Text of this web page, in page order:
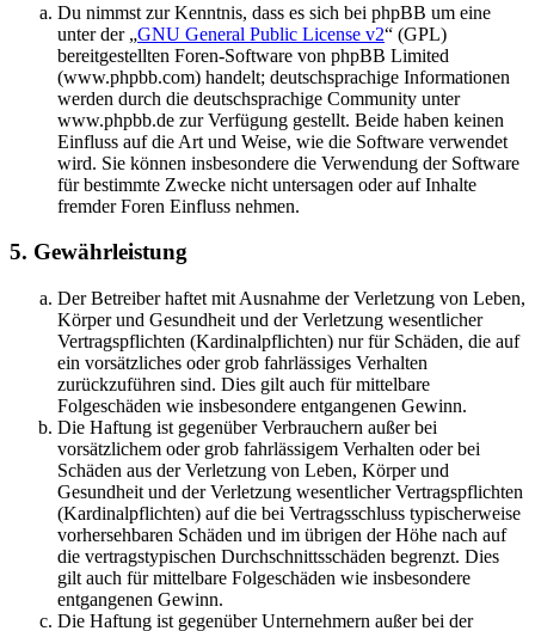
Du nimmst zur Kenntnis, dass es sich bei phpBB um eine
unter der „GNU General Public License v2“ (GPL)
bereitgestellten Foren-Software von phpBB Limited
(www.phpbb.com) handelt; deutschsprachige Informationen
werden durch die deutschsprachige Community unter
www.phpbb.de zur Verfügung gestellt. Beide haben keinen
Einfluss auf die Art und Weise, wie die Software verwendet
wird. Sie können insbesondere die Verwendung der Software
für bestimmte Zwecke nicht untersagen oder auf Inhalte
fremder Foren Einfluss nehmen.
5. Gewährleistung
Der Betreiber haftet mit Ausnahme der Verletzung von Leben,
Körper und Gesundheit und der Verletzung wesentlicher
Vertragspflichten (Kardinalpflichten) nur für Schäden, die auf
ein vorsätzliches oder grob fahrlässiges Verhalten
zurückzuführen sind. Dies gilt auch für mittelbare
Folgeschäden wie insbesondere entgangenen Gewinn.
Die Haftung ist gegenüber Verbrauchern außer bei
vorsätzlichem oder grob fahrlässigem Verhalten oder bei
Schäden aus der Verletzung von Leben, Körper und
Gesundheit und der Verletzung wesentlicher Vertragspflichten
(Kardinalpflichten) auf die bei Vertragsschluss typischerweise
vorhersehbaren Schäden und im übrigen der Höhe nach auf
die vertragstypischen Durchschnittsschäden begrenzt. Dies
gilt auch für mittelbare Folgeschäden wie insbesondere
entgangenen Gewinn.
Die Haftung ist gegenüber Unternehmern außer bei der